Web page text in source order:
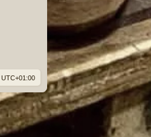
UTC+01:00